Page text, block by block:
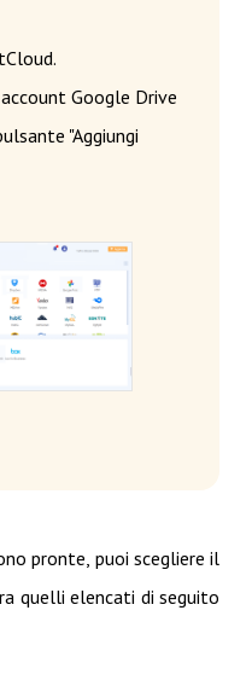
Google Drive
"Aggiungi
pronte, puoi scegliere il
quelli elencati di seguito